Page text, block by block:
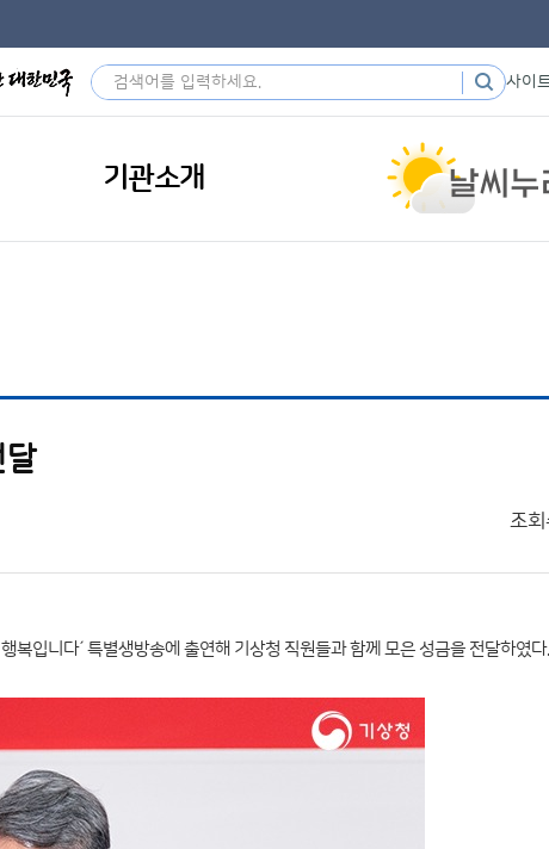
사이
기관소개
달
조회
입니다´ 특별생방송에 출연해 기상청 직원들과 함께 모은 성금을 전달하였다.